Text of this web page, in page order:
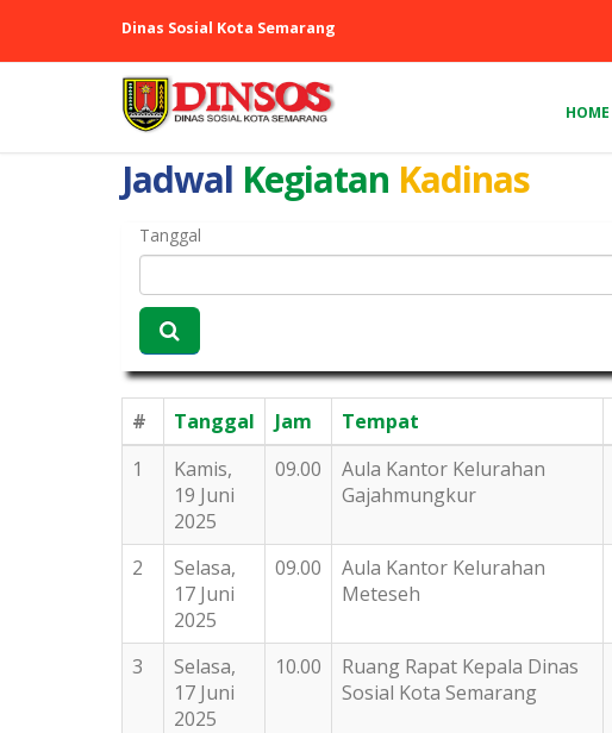
Dinas Sosial Kota Semarang
HOME
Jadwal Kegiatan Kadinas
Tanggal
# Tanggal Jam Tempat
1
Kamis,
19 Juni
2025
09.00
Aula Kantor Kelurahan
Gajahmungkur
2
Selasa,
17 Juni
2025
09.00
Aula Kantor Kelurahan
Meteseh
3
Selasa,
17 Juni
2025
10.00
Ruang Rapat Kepala Dinas
Sosial Kota Semarang